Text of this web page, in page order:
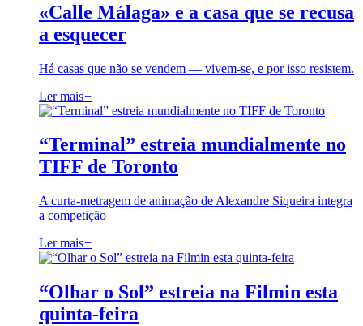
«Calle Málaga» e a casa que se recusa
a esquecer
Há casas que não se vendem — vivem-se, e por isso resistem.
Ler mais+
“Terminal” estreia mundialmente no
TIFF de Toronto
A curta-metragem de animação de Alexandre Siqueira integra
a competição
Ler mais+
“Olhar o Sol” estreia na Filmin esta
quinta-feira